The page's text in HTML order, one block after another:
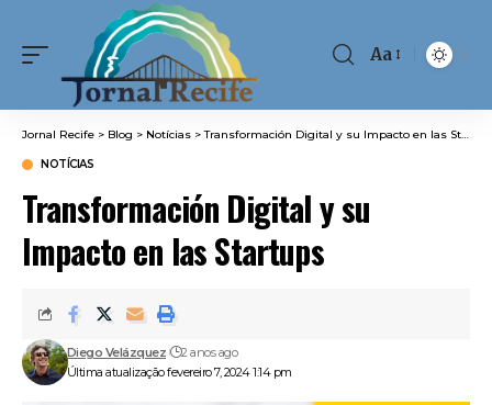
Font
Aa
Jornal Recife > Blog > Notícias >Transformación Digital y su Impacto en las Startups
NOTÍCIAS
Transformación Digital y su
Impacto en las Startups
Última atualização fevereiro 7, 2024 1:14 pm
Diego Velázquez 2 anos ago